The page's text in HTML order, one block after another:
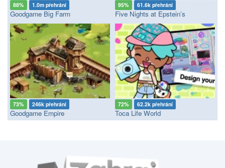
88% 1.0m přehrání
Goodgame Big Farm
95% 61.6k přehrání
Five Nights at Epstein’s
73% 246k přehrání
Goodgame Empire
72% 62.2k přehrání
Toca Life World